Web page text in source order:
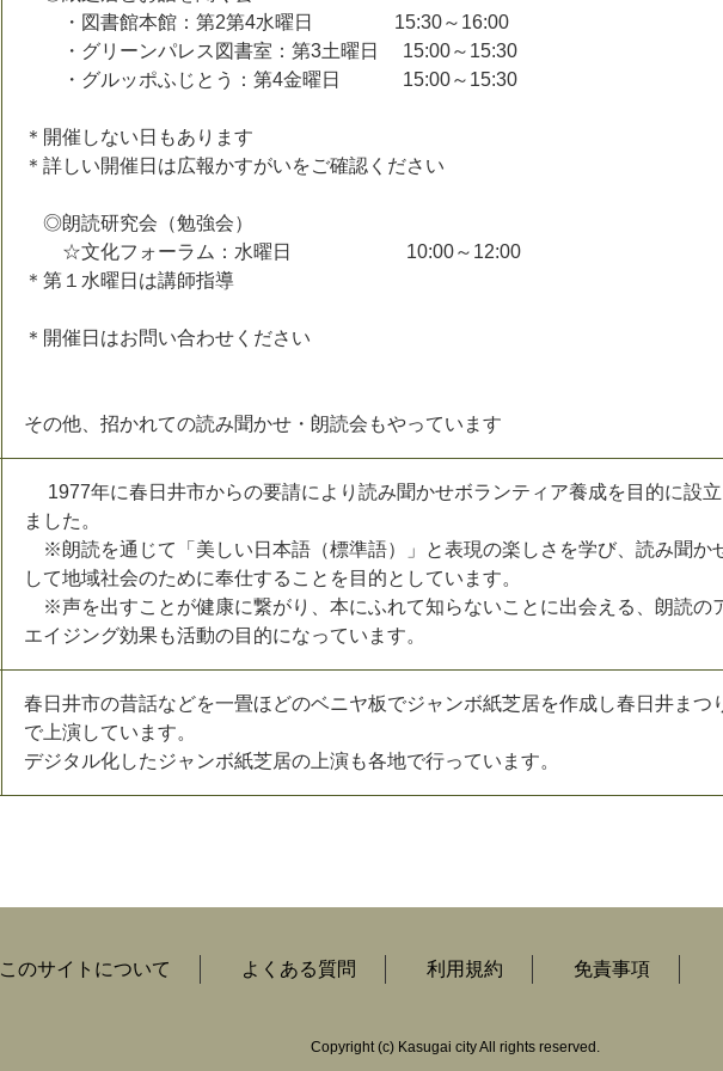
・図書館本館：第2第4水曜日 15:30～16:00
・グリーンパレス図書室：第3土曜日 15:00～15:30
・グルッポふじとう：第4金曜日 15:00～15:30
＊開催しない日もあります
＊詳しい開催日は広報かすがいをご確認ください
◎朗読研究会（勉強会）
☆文化フォーラム：水曜日 10:00～12:00
＊第１水曜日は講師指導
＊開催日はお問い合わせください
その他、招かれての読み聞かせ・朗読会もやっています
1977年に春日井市からの要請により読み聞かせボランティア養成を目的に設
ました。
※朗読を通じて「美しい日本語（標準語）」と表現の楽しさを学び、読み聞か
して地域社会のために奉仕することを目的としています。
※声を出すことが健康に繋がり、本にふれて知らないことに出会える、朗読の
エイジング効果も活動の目的になっています。
春日井市の昔話などを一畳ほどのベニヤ板でジャンボ紙芝居を作成し春日井まつ
で上演しています。
デジタル化したジャンボ紙芝居の上演も各地で行っています。
このサイトについて よくある質問 利用規約 免責事項
Copyright(c) Kasugai city All rights reserved.